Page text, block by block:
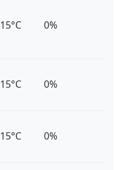
15°C 0%
15°C 0%
15°C 0%